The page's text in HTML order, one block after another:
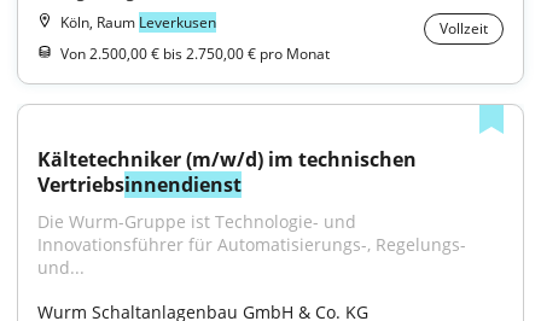
Köln, Raum Leverkusen
Vollzeit
Von 2.500,00 € bis 2.750,00 € pro Monat
Kältetechniker (m/w/d) im technischen
Vertriebsinnendienst
Die Wurm-Gruppe ist Technologie- und
Innovationsführer für Automatisierungs-, Regelungs-
und...
Wurm Schaltanlagenbau GmbH & Co. KG